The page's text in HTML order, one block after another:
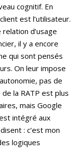
cognitif. En
est l’utilisateur.
d’usage
il y a encore
qui sont pensés
On leur impose
pas de
la RATP est plus
mais Google
intégré aux
: c’est mon
logiques